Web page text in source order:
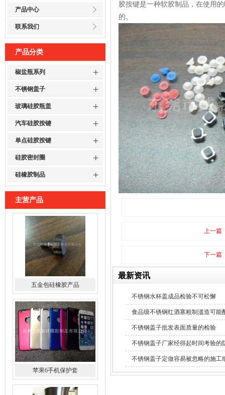
产品中心
联系我们
产品分类
椒盐瓶系列 +
不锈钢盖子 +
玻璃硅胶瓶盖 +
汽车硅胶按键 +
单点硅胶按键 +
硅胶密封圈 +
硅橡胶制品 +
主营产品
苹果6手机保护套
玻璃瓶硅胶套
胶按键是一种软胶制品，在使用
的。
上一篇
下一篇
最新资讯
不锈钢水杯盖成品检验不可松懈
食品级不锈钢红酒塞粗制滥造可能
不锈钢盖子批发表面质量的检验
不锈钢盖子厂家经得起时间考验的
不锈钢盖子定做容易被忽略的施工